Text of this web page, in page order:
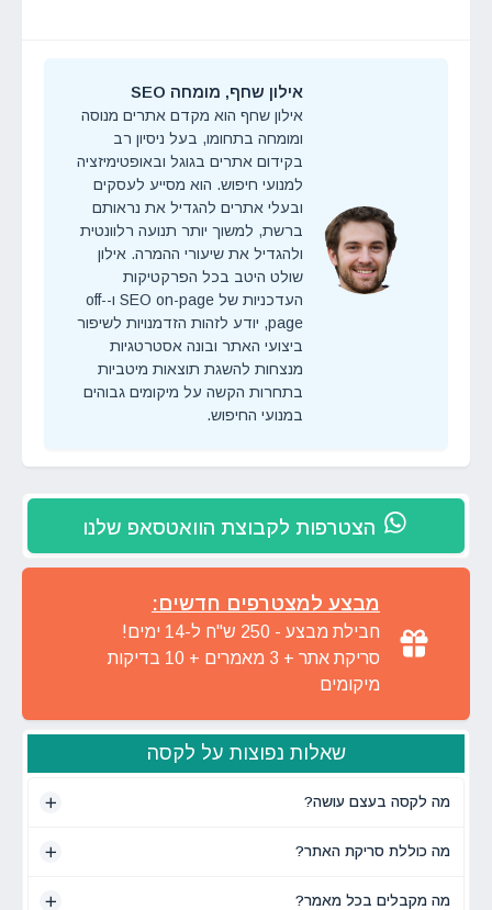
אילון שחף, מומחה SEO
אילון שחף הוא מקדם אתרים מנוסה
ומומחה בתחומו, בעל ניסיון רב
בקידום אתרים בגוגל ובאופטימיזציה
למנועי חיפוש. הוא מסייע לעסקים
ובעלי אתרים להגדיל את נראותם
ברשת, למשוך יותר תנועה רלוונטית
ולהגדיל את שיעורי ההמרה. אילון
שולט היטב בכל הפרקטיקות
העדכניות של SEO on-page ו-off-
page, יודע לזהות הזדמנויות לשיפור
ביצועי האתר ובונה אסטרטגיות
מנצחות להשגת תוצאות מיטביות
בתחרות הקשה על מיקומים גבוהים
במנועי החיפוש.
הצטרפות לקבוצת הוואטסאפ שלנו
מבצע למצטרפים חדשים:
חבילת מבצע - 250 ש"ח ל-14 ימים!
סריקת אתר + 3 מאמרים + 10 בדיקות
מיקומים
שאלות נפוצות על לקסה
מה לקסה בעצם עושה?
מה כוללת סריקת האתר?
מה מקבלים בכל מאמר?